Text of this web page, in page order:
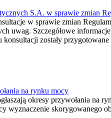
S.A. w sprawie zmian
w sprawie zmian
uwag. Szczegółowe
zostały
na rynku mocy
okresy przywołania
wyznaczenie skorygowanego